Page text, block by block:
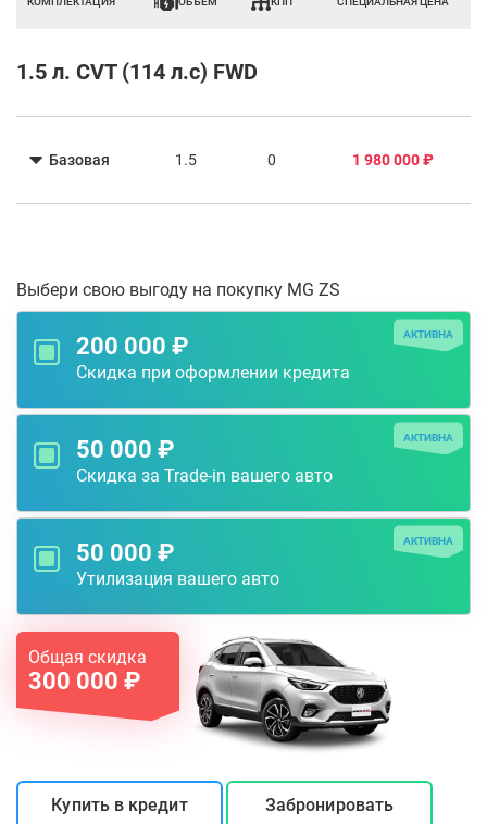
1.5 л. CVT (114 л.с) FWD
Базовая 1.5 0 1 980 000 ₽
Выбери свою выгоду на покупку MG ZS
200 000 ₽
Скидка при оформлении кредита
АКТИВНА
50 000 ₽
Скидка за Trade-in вашего авто
АКТИВНА
50 000 ₽
Утилизация вашего авто
АКТИВНА
Общая скидка
300 000 ₽
Купить в кредит Забронировать